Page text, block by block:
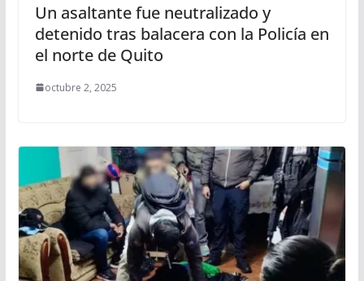
Un asaltante fue neutralizado y
detenido tras balacera con la Policía en
el norte de Quito
octubre 2, 2025